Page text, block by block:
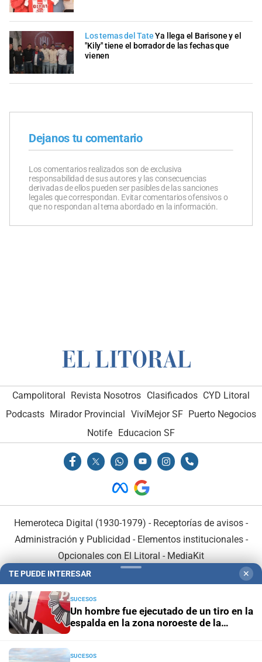
Los temas del Tate Ya llega el Barisone y el
"Kily" tiene el borrador de las fechas que
vienen
Dejanos tu comentario
Los comentarios realizados son de exclusiva
responsabilidad de sus autores y las consecuencias
derivadas de ellos pueden ser pasibles de las sanciones
legales que correspondan. Evitar comentarios ofensivos o
que no respondan al tema abordado en la información.
Campolitoral Revista Nosotros Clasificados CYD Litoral
Podcasts Mirador Provincial VivíMejor SF Puerto Negocios
Notife
Educacion SF
Hemeroteca Digital (1930-1979) - Receptorías de avisos -
Administración y Publicidad - Elementos institucionales-
Opcionales con El Litoral - MediaKit
TE PUEDE INTERESAR ✕
SUCESOS
Un hombre fue ejecutado de un tiro en la
espalda en la zona noroeste de la
SUCESOS